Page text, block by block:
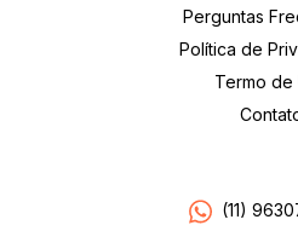
Perguntas
Política de
Termo de
(11)